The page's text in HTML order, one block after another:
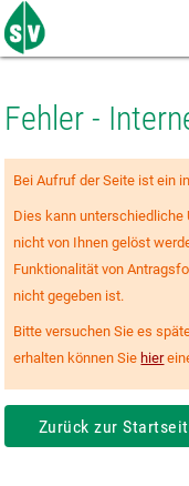
Zum
Seiteninhalt
springen
Fehler -
Bei Aufruf der Seite ist ein
Dies kann unterschiedliche
nicht von Ihnen gelöst
Funktionalität von
nicht gegeben ist.
Bitte versuchen Sie es
erhalten können Sie hier
Zurück zur